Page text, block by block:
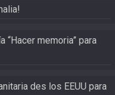
“Hacer memoria” para
des los EEUU para